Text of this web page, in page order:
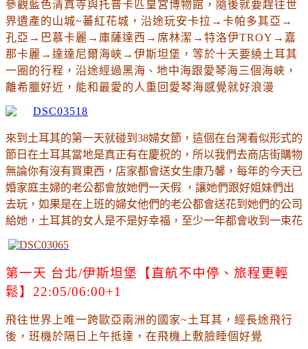
參觀藍色清真寺與托普卡匹皇宮博物館，隨後就要趕往世
界遺產的山城~蕃紅花城 ，沿途玩安卡拉 → 卡帕多其亞 →
孔亞 → 巴慕卡麗 → 庫薩達西 → 席林潔 → 特洛伊TROY→嘉
那卡麗 → 達達尼爾海峽→伊斯坦堡 ，等於十天要繞土耳其
一圈的行程 ，沿途經過黑海 、 地中海跟愛琴海三個海峽 ，
離希臘好近 ， 能和最愛的人重回愛琴海感覺就好浪漫
來到土耳其的第一天就碰到38婦女節，這個在台灣看似形式的
節日在土耳其當地是真正有在慶祝的，所以我們去商店街購物
無論你有沒有買東西，店家都會送女生康乃馨，每年的今天已
婚家庭主婦的老公都會放她們一天假 ，讓她們跟好姐妹們出
去玩，如果是在上班的婦女他們的老公都會送花到她們的公司
給她，土耳其的女人是不是好幸福 ，至少一年都會收到一束花
第一天 台北/伊斯坦堡 【直航不中停、旅程更輕
鬆】22:05/06:00+1
飛往世界上唯一跨歐亞兩洲的國家~土耳其，經長途飛行
後，班機於隔日上午抵達 ，在飛機上敷臉睡個好覺